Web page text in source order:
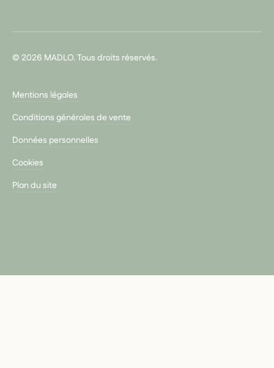
© 2026 MADLO. Tous droits réservés.
Mentions légales
Conditions générales de vente
Données personnelles
Cookies
Plan du site